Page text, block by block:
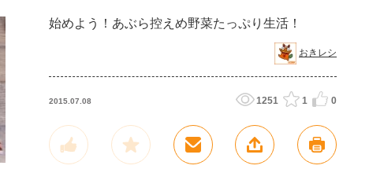
始めよう！あぶら控えめ野菜たっぷり生活！
おきレシ
2015.07.08 1251 1 0